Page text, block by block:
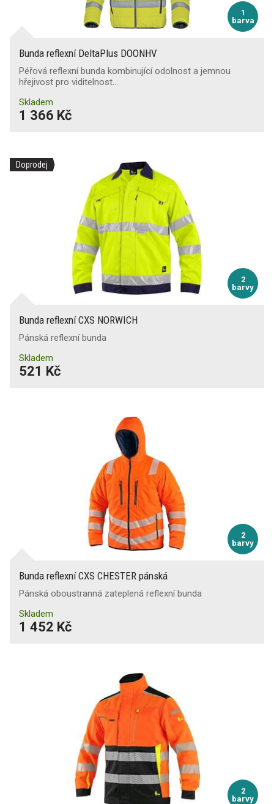
1
barva
Bunda reflexní DeltaPlus DOONHV
Péřová reflexní bunda kombinující odolnost a jemnou
hřejivost pro viditelnost…
Skladem
1 366 Kč
Doprodej
2
barvy
Bunda reflexní CXS NORWICH
Pánská reflexní bunda
Skladem
521 Kč
2
barvy
Bunda reflexní CXS CHESTER pánská
Pánská oboustranná zateplená reflexní bunda
Skladem
1 452 Kč
2
barvy